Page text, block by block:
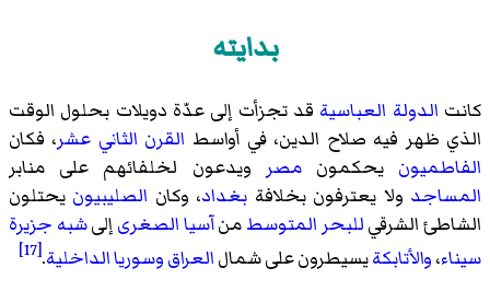
بدايته
كانت الدولة العباسية قد تجزأت إلى عدّة دويلات بحلول الوقت
الذي ظهر فيه صلاح الدين، في أواسط القرن الثاني عشر، فكان
الفاطميون يحكمونمصر ويدعون لخلفائهم على منابر
المساجد ولا يعترفون بخلافة بغداد، وكان الصليبيون يحتلون
الشاطئ الشرقيللبحر المتوسطمنآسيا الصغرىإلىشبه جزيرة
سيناء،والأتابكةيسيطرون على شمالالعراقوسوريا الداخلية.
[17]